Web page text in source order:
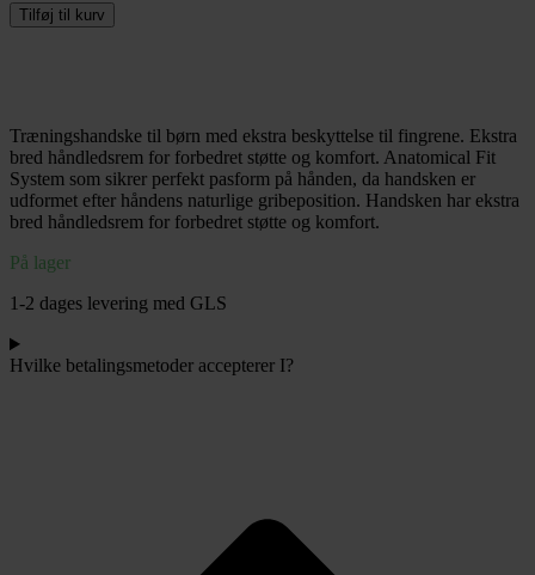
249,00kr..
Select
04
str.7
antal
Tilføj til kurv
Træningshandske til børn med ekstra beskyttelse til fingrene. Ekstra
bred håndledsrem for forbedret støtte og komfort. Anatomical Fit
System som sikrer perfekt pasform på hånden, da handsken er
udformet efter håndens naturlige gribeposition. Handsken har ekstra
bred håndledsrem for forbedret støtte og komfort.
På lager
1-2 dages levering med GLS
Hvilke betalingsmetoder accepterer I?